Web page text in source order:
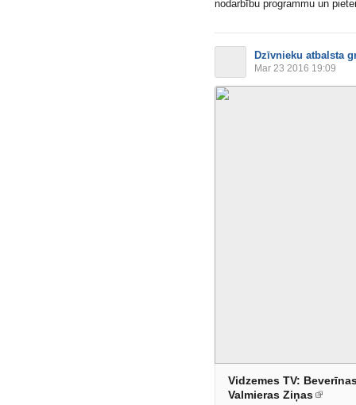
nodarbību programmu un
Dzīvnieku atbalsta
Mar 23 2016 19:09
Vidzemes TV:
Valmieras Ziņas